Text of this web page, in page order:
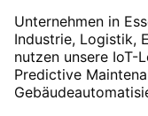
Unternehmen in
Industrie, Logistik,
nutzen unsere IoT-
Predictive